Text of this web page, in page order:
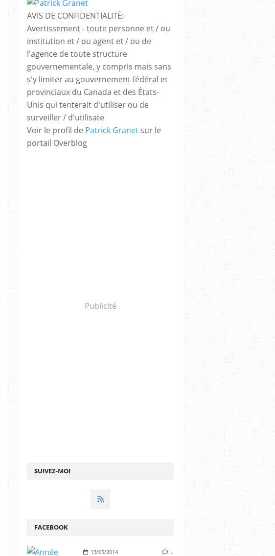
SUIVEZ-MOI
AVIS DE CONFIDENTIALITÉ:
Avertissement - toute personne et / ou
institution et / ou agent et / ou de
l'agence de toute structure
gouvernementale, y compris mais sans
s'y limiter au gouvernement fédéral et
provinciaux du Canada et des États-
Unis qui tenterait d'utiliser ou de
surveiller / d'utilisate
Voir le profil de Patrick Granet sur le
portail Overblog
Publicité
FACEBOOK
13/05/2014 …